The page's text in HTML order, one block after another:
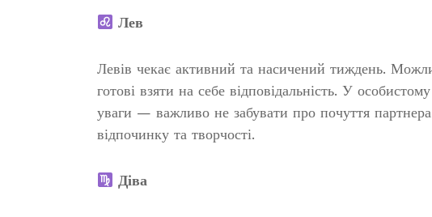
Лев
Левів чекає активний та насичений тиждень.
готові взяти на себе відповідальність. У
уваги — важливо не забувати про почуття
відпочинку та творчості.
Діва